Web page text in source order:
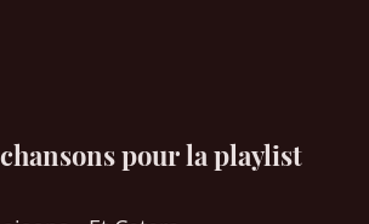
pour la playlist